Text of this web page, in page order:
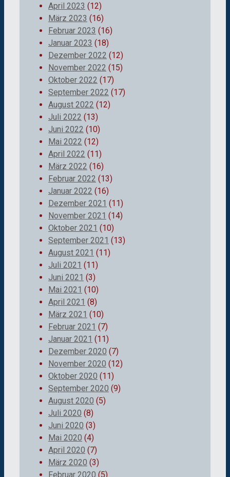
April 2023 (12)
März 2023 (16)
Februar 2023 (16)
Januar 2023 (18)
Dezember 2022 (12)
November 2022 (15)
Oktober 2022 (17)
September 2022 (17)
August 2022 (12)
Juli 2022 (13)
Juni 2022 (10)
Mai 2022 (12)
April 2022 (11)
März 2022 (16)
Februar 2022 (13)
Januar 2022 (16)
Dezember 2021 (11)
November 2021 (14)
Oktober 2021 (10)
September 2021 (13)
August 2021 (11)
Juli 2021 (11)
Juni 2021 (3)
Mai 2021 (10)
April 2021 (8)
März 2021 (10)
Februar 2021 (7)
Januar 2021 (11)
Dezember 2020 (7)
November 2020 (12)
Oktober 2020 (11)
September 2020 (9)
August 2020 (5)
Juli 2020 (8)
Juni 2020 (3)
Mai 2020 (4)
April 2020 (7)
März 2020 (3)
Februar 2020 (5)